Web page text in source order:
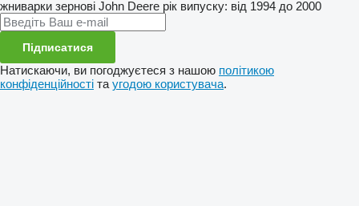
жниварки зернові John Deere рік випуску: від 1994 до 2000
Підписатися
Натискаючи, ви погоджуєтеся з нашою політикою
конфіденційності та угодою користувача.